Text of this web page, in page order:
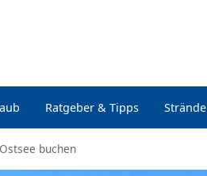
Ratgeber & Tipps Strände
buchen